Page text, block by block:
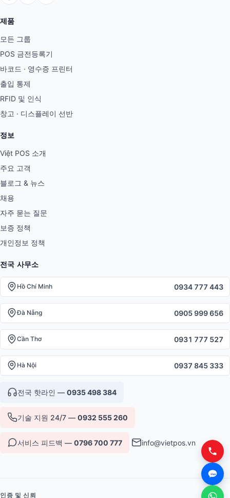
제품
모든 그룹
POS 금전등록기
바코드 · 영수증 프린터
출입 통제
RFID 및 인식
창고 · 디스플레이 선반
정보
Việt POS 소개
주요 고객
블로그 & 뉴스
채용
자주 묻는 질문
보증 정책
개인정보 정책
전국 사무소
Hồ Chí Minh 0934 777 443
Đà Nẵng 0905 999 656
Cần Thơ 0931 777 527
Hà Nội 0937 845 333
전국 핫라인 — 0935 498 384
기술 지원 24/7 — 0932 555 260
서비스 피드백 — 0796 700 777 info@vietpos.vn
인증 및 신뢰